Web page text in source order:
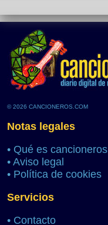
© 2026 CANCIONEROS.COM
Notas legales
• Qué es cancioneros
• Aviso legal
• Política de cookies
Servicios
• Contacto